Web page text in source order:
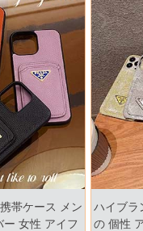
帯ケース メン
ー 女性 アイフ
ハイブラ
の 個性